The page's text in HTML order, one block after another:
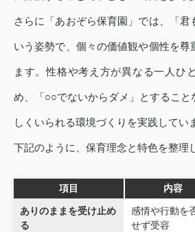
さらに「あおぞら保育園」では、「君
いう姿勢で、個々の価値観や個性を尊
ます。性格や考え方が異なる一人ひ
め、「○○でないからダメ」とすること
しくいられる環境づくりを実践してい
下記のように、保育理念と特色を整理
項目 内容
ありのままを受け止め
る
感情や行動を
せず受容